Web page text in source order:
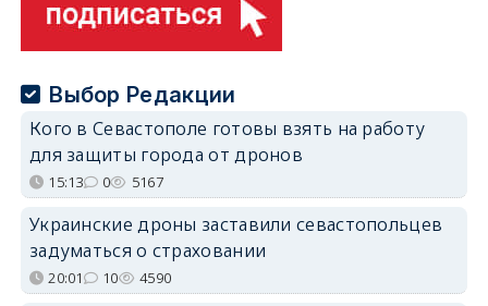
Выбор Редакции
Кого в Севастополе готовы взять на работу
для защиты города от дронов
15:13 0 5167
Украинские дроны заставили севастопольцев
задуматься о страховании
20:01 10 4590